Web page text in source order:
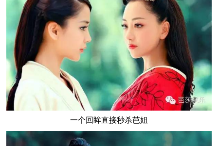
一个回眸直接秒杀芭姐